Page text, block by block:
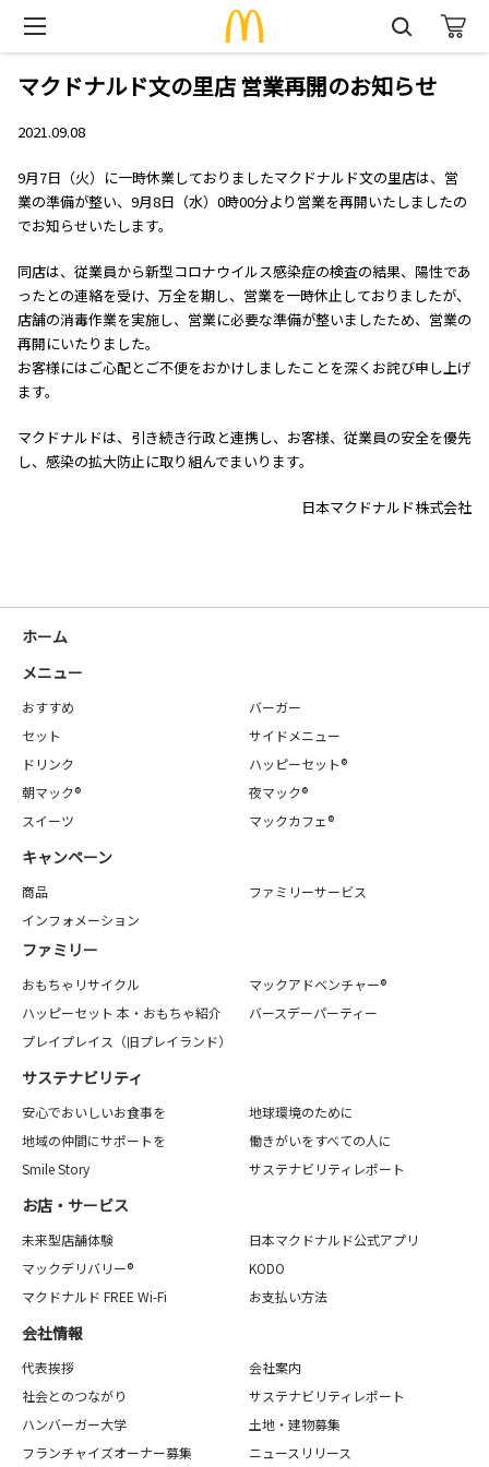
マクドナルド文の里店 営業再開のお知らせ
2021.09.08
9月7日（火）に一時休業しておりましたマクドナルド文の里店は、営
業の準備が整い、9月8日（水）0時00分より営業を再開いたしましたの
でお知らせいたします。
同店は、従業員から新型コロナウイルス感染症の検査の結果、陽性であ
ったとの連絡を受け、万全を期し、営業を一時休止しておりましたが、
店舗の消毒作業を実施し、営業に必要な準備が整いましたため、営業の
再開にいたりました。
お客様にはご心配とご不便をおかけしましたことを深くお詫び申し上げ
ます。
マクドナルドは、引き続き行政と連携し、お客様、従業員の安全を優先
し、感染の拡大防止に取り組んでまいります。
日本マクドナルド株式会社
ホーム
メニュー
おすすめ
バーガー
セット
サイドメニュー
ドリンク
ハッピーセット®
朝マック®
夜マック®
スイーツ
マックカフェ®
キャンペーン
商品
ファミリーサービス
インフォメーション
ファミリー
おもちゃリサイクル
マックアドベンチャー®
ハッピーセット 本・おもちゃ紹介
バースデーパーティー
プレイプレイス（旧プレイランド）
サステナビリティ
安心でおいしいお食事を
地球環境のために
地域の仲間にサポートを
働きがいをすべての人に
Smile Story
サステナビリティレポート
お店・サービス
未来型店舗体験
日本マクドナルド公式アプリ
マックデリバリー®
KODO
マクドナルド FREE Wi-Fi
お支払い方法
会社情報
代表挨拶
会社案内
社会とのつながり
サステナビリティレポート
ハンバーガー大学
土地・建物募集
フランチャイズオーナー募集
ニュースリリース